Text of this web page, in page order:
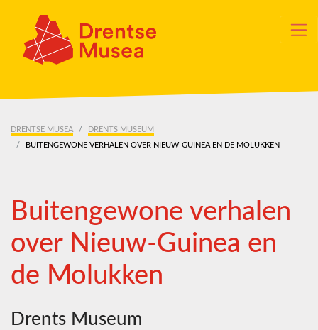
DRENTSE MUSEA
DRENTS MUSEUM
BUITENGEWONE VERHALEN OVER NIEUW-GUINEA EN DE MOLUKKEN
Buitengewone verhalen
over Nieuw-Guinea en
de Molukken
Drents Museum